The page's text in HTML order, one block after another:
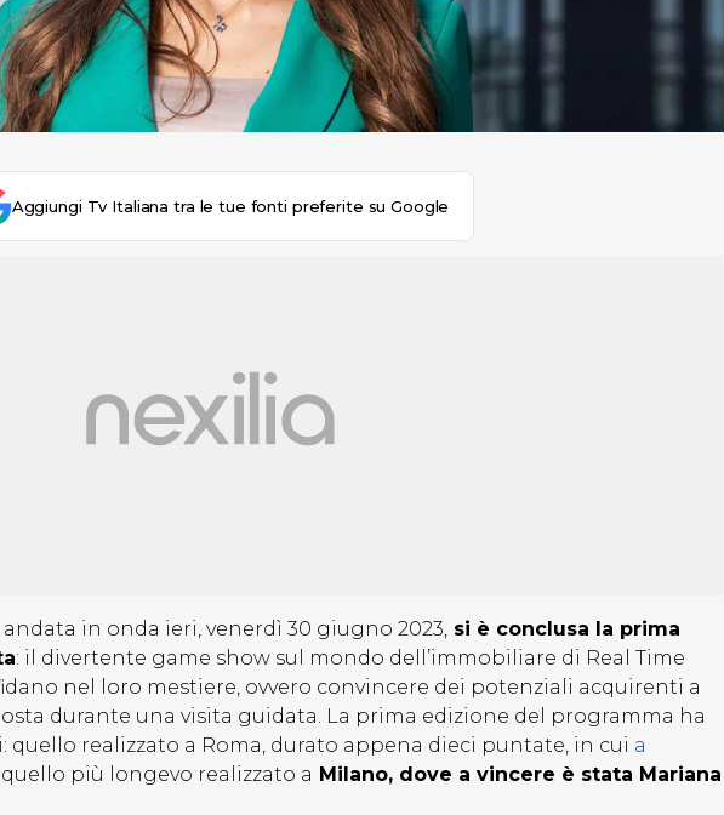
Aggiungi Tv Italiana tra le tue fonti preferite su Google
in onda ieri, venerdì 30 giugno 2023, si è conclusa la prima
: il divertente game show sul mondo dell’immobiliare di Real Time
nel loro mestiere, ovvero convincere dei potenziali acquirenti a
durante una visita guidata. La prima edizione del programma ha
realizzato a Roma, durato appena dieci puntate, in cui a
quello più longevo realizzato a Milano, dove a vincere è stata Mariana